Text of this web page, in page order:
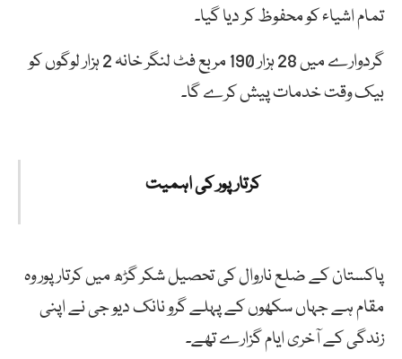
تمام اشیاء کو محفوظ کر دیا گیا۔
گردوارے میں 28 ہزار 190 مربع فٹ لنگر خانہ 2 ہزار لوگوں کو
بیک وقت خدمات پیش کرے گا۔
کرتار پور کی اہمیت
پاکستان کے ضلع ناروال کی تحصیل شکر گڑھ میں کرتار پور وہ
مقام ہے جہاں سکھوں کے پہلے گرو نانک دیو جی نے اپنی
زندگی کے آخری ایام گزارے تھے۔